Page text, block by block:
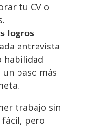
tu CV o
logros
entrevista
habilidad
un paso más
trabajo sin
fácil, pero